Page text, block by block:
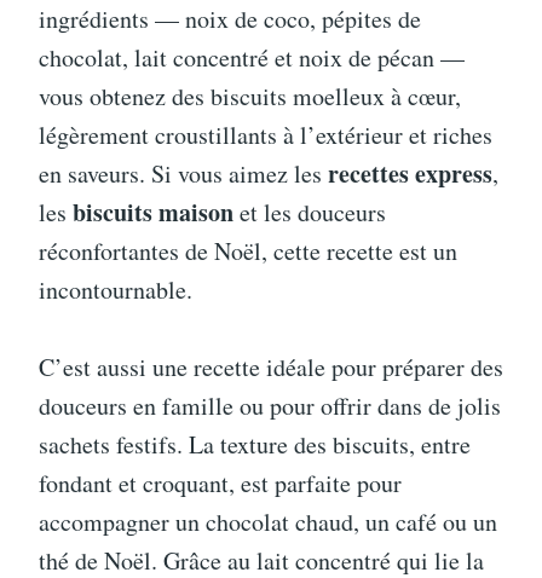
ingrédients — noix de coco, pépites de
chocolat, lait concentré et noix de pécan —
vous obtenez des biscuits moelleux à cœur,
légèrement croustillants à l’extérieur et riches
en saveurs. Si vous aimez les recettes express,
les biscuits maisonet les douceurs
réconfortantes de Noël, cette recette est un
incontournable.
C’est aussi une recette idéale pour préparer des
douceurs en famille ou pour offrir dans de jolis
sachets festifs. La texture des biscuits, entre
fondant et croquant, est parfaite pour
accompagner un chocolat chaud, un café ou un
thé de Noël. Grâce au lait concentré qui lie la